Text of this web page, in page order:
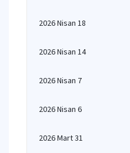
2026 Nisan 18
2026 Nisan 14
2026 Nisan 7
2026 Nisan 6
2026 Mart 31